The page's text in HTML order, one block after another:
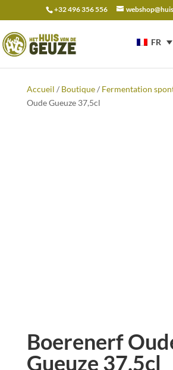
+32 496 356 556
FR
pour :
Accueil / Boutique/ Fermentation
Oude Gueuze 37,5cl
Boerenerf
Gueuze 37,5cl